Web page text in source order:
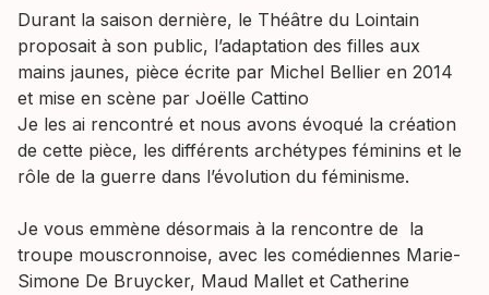
Durant la saison dernière, le Théâtre du Lointain
proposait à son public, l’adaptation des filles aux
mains jaunes, pièce écrite par Michel Bellier en 2014
et mise en scène par Joëlle Cattino
Je les ai rencontré et nous avons évoqué la création
de cette pièce, les différents archétypes féminins et le
rôle de la guerre dans l’évolution du féminisme.
Je vous emmène désormais à la rencontre de la
troupe mouscronnoise, avec les comédiennes Marie-
Simone De Bruycker, Maud Mallet et Catherine